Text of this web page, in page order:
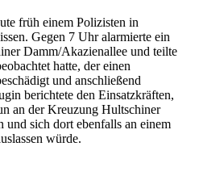
früh einem Polizisten in
Gegen 7 Uhr alarmierte ein
Damm/Akazienallee und teilte
hatte, der einen
und anschließend
berichtete den Einsatzkräften,
an der Kreuzung Hultschiner
und sich dort ebenfalls an einem
würde.